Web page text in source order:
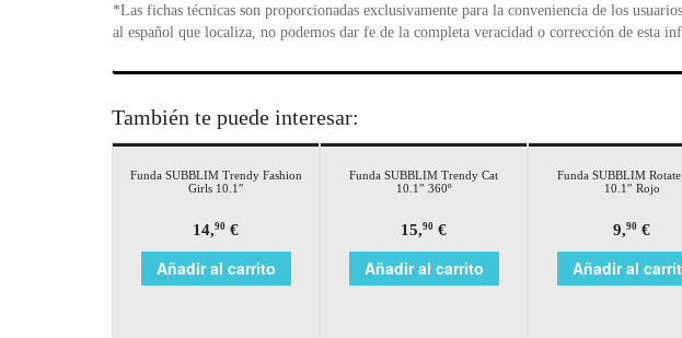
*Las fichas técnicas son proporcionadas exclusivamente para la conveniencia de los
al español que localiza, no podemos dar fe de la completa veracidad o corrección de esta
También te puede interesar:
Funda SUBBLIM Trendy Fashion
Girls 10.1″
14,90 €
Añadir al carrito
Funda SUBBLIM Trendy Cat
10.1″ 360º
15,90 €
Añadir al carrito
Funda SUBBLIM Rotate
10.1″ Rojo
9,90 €
Añadir al